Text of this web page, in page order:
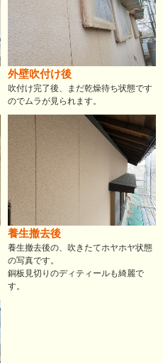
外壁吹付け後
吹付け完了後、まだ乾燥待ち状態です
のでムラが見られます。
養生撤去後
養生撤去後の、吹きたてホヤホヤ状態
の写真です。
銅板見切りのディティールも綺麗で
す。